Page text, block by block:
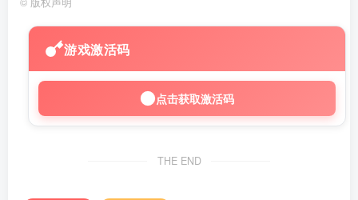
游戏激活码
点击获取激活码
THE END